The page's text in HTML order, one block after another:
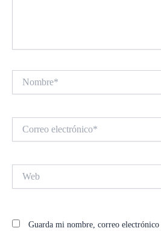
electrónico*
Guarda mi nombre, correo electrónico